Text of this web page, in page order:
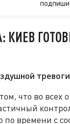
КИЕВ
что во всех
по времени с